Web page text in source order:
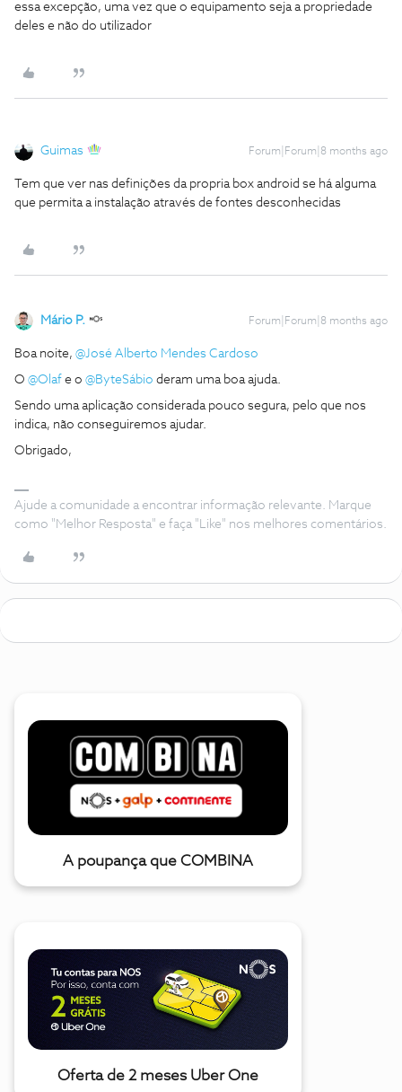
essa excepção, uma vez que o equipamento seja a propriedade
deles e não do utilizador
Guimas Forum|Forum|8 months ago
Tem que ver nas definições da propria box android se há alguma
que permita a instalação através de fontes desconhecidas
Mário P. Forum|Forum|8 months ago
Boa noite, ​ @José Alberto Mendes Cardoso
O ​ @Olaf e o ​ @ByteSábio deram uma boa ajuda.
Sendo uma aplicação considerada pouco segura, pelo que nos
indica, não conseguiremos ajudar.
Obrigado,
Ajude a comunidade a encontrar informação relevante. Marque
como "Melhor Resposta" e faça "Like" nos melhores comentários.
A poupança que COMBINA
Oferta de 2 meses Uber One